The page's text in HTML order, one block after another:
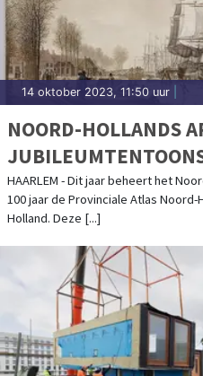
14 oktober 2023, 11:50 uur
NOORD-HOLLANDS
JAAR PROVINCIALE
HOLLAND
HAARLEM - Dit jaar beheert het
100 jaar de Provinciale Atlas
Holland. Deze [...]